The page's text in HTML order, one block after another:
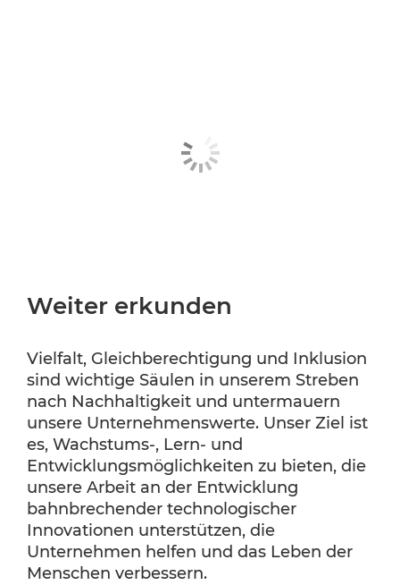
Weiter erkunden
Vielfalt, Gleichberechtigung und Inklusion
sind wichtige Säulen in unserem Streben
nach Nachhaltigkeit und untermauern
unsere Unternehmenswerte. Unser Ziel ist
es, Wachstums-, Lern- und
Entwicklungsmöglichkeiten zu bieten, die
unsere Arbeit an der Entwicklung
bahnbrechender technologischer
Innovationen unterstützen, die
Unternehmen helfen und das Leben der
Menschen verbessern.